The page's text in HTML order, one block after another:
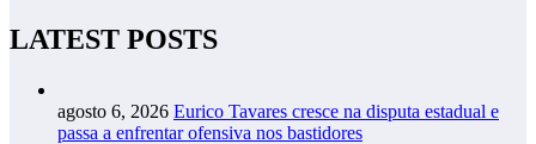
LATEST POSTS
agosto 6, 2026 Eurico Tavares cresce na disputa estadual e
passa a enfrentar ofensiva nos bastidores